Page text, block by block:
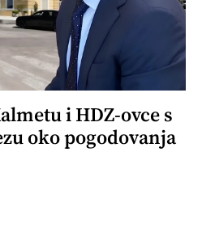
i HDZ-ovce s
oko pogodovanja